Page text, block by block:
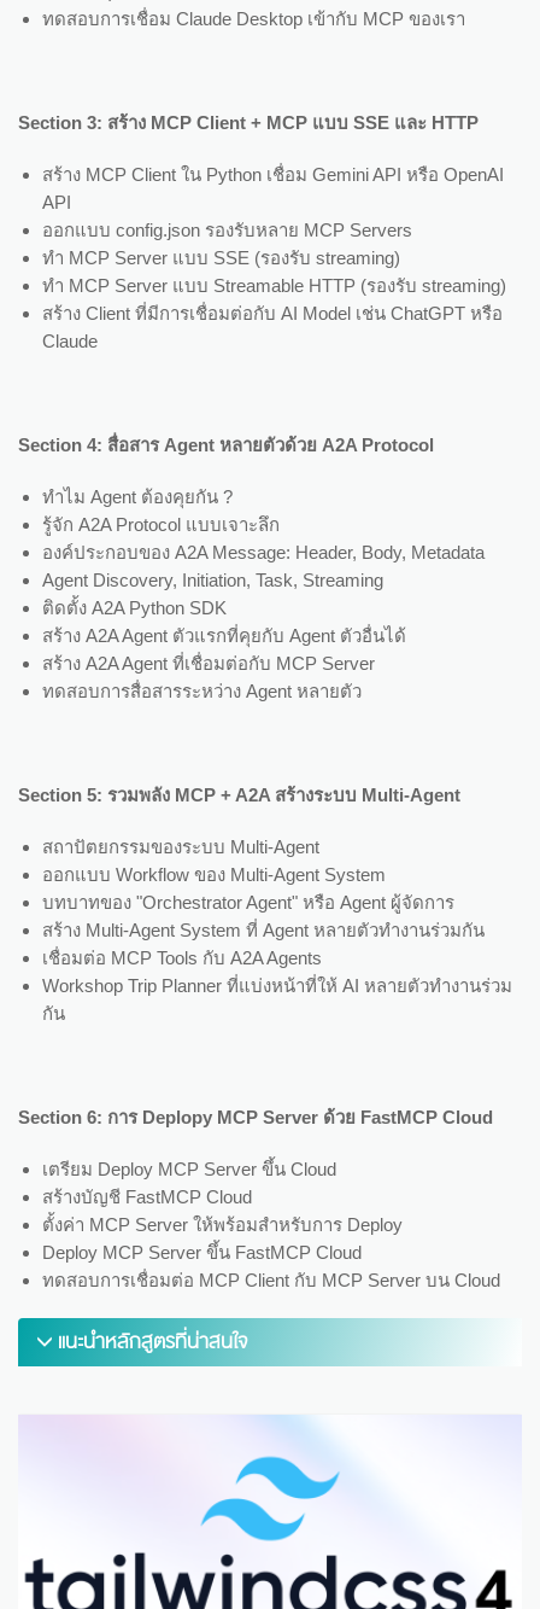
ทดสอบการเชื่อม Claude Desktop เข้ากับ MCP ของเรา
Section 3: สร้าง MCP Client + MCP แบบ SSE และ HTTP
สร้าง MCP Client ใน Python เชื่อม Gemini API หรือ OpenAI
API
ออกแบบ config.json รองรับหลาย MCP Servers
ทำ MCP Server แบบ SSE (รองรับ streaming)
ทำ MCP Server แบบ Streamable HTTP (รองรับ streaming)
สร้าง Client ที่มีการเชื่อมต่อกับ AI Model เช่น ChatGPT หรือ
Claude
Section 4: สื่อสาร Agent หลายตัวด้วย A2A Protocol
ทำไม Agent ต้องคุยกัน ?
รู้จัก A2A Protocol แบบเจาะลึก
องค์ประกอบของ A2A Message: Header, Body, Metadata
Agent Discovery, Initiation, Task, Streaming
ติดตั้ง A2A Python SDK
สร้าง A2A Agent ตัวแรกที่คุยกับ Agent ตัวอื่นได้
สร้าง A2A Agent ที่เชื่อมต่อกับ MCP Server
ทดสอบการสื่อสารระหว่าง Agent หลายตัว
Section 5: รวมพลัง MCP + A2A สร้างระบบ Multi-Agent
สถาปัตยกรรมของระบบ Multi-Agent
ออกแบบ Workflow ของ Multi-Agent System
บทบาทของ "Orchestrator Agent" หรือ Agent ผู้จัดการ
สร้าง Multi-Agent System ที่ Agent หลายตัวทำงานร่วมกัน
เชื่อมต่อ MCP Tools กับ A2A Agents
Workshop Trip Planner ที่แบ่งหน้าที่ให้ AI หลายตัวทำงานร่วม
กัน
Section 6: การ Deplopy MCP Server ด้วย FastMCP Cloud
เตรียม Deploy MCP Server ขึ้น Cloud
สร้างบัญชี FastMCP Cloud
ตั้งค่า MCP Server ให้พร้อมสำหรับการ Deploy
Deploy MCP Server ขึ้น FastMCP Cloud
ทดสอบการเชื่อมต่อ MCP Client กับ MCP Server บน Cloud
แนะนำหลักสูตรที่น่าสนใจ